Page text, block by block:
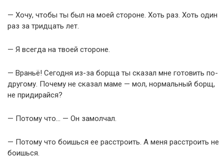
— Хочу, чтобы ты был на моей стороне. Хоть раз. Хоть один
раз за тридцать лет.
— Я всегда на твоей стороне.
— Враньё! Сегодня из-за борща ты сказал мне готовить по-
другому. Почему не сказал маме — мол, нормальный борщ,
не придирайся?
— Потому что… — Он замолчал.
— Потому что боишься ее расстроить. А меня расстроить не
боишься.